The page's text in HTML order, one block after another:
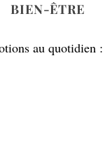
BIEN-ÊTRE